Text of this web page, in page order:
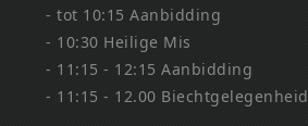
- tot 10:15 Aanbidding
- 10:30 Heilige Mis
- 11:15 - 12:15 Aanbidding
- 11:15 - 12.00 Biechtgelegenheid